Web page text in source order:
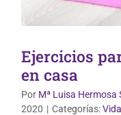
Ejercicios
en casa
Por Mª Luisa Hermosa
2020 | Categorías: